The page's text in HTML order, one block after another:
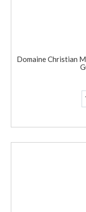
Domaine Christian